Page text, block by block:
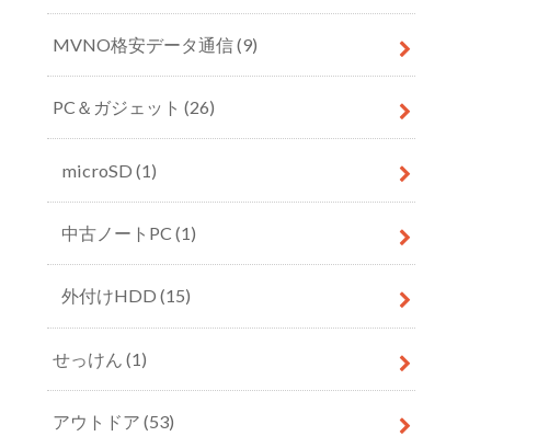
MVNO格安データ通信(9)
PC＆ガジェット (26)
microSD (1)
中古ノートPC (1)
外付けHDD (15)
せっけん (1)
アウトドア (53)